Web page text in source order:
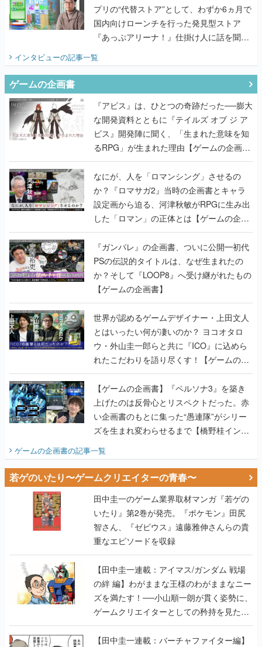
プリの“代替ストア”として、わずか6ヵ月で
国内向けローンチを行った発見型ストア
『あっぷアリーナ！』仕掛け人に話を聞い
インタビューの記事一覧
ゲームの企画書
『アビス』は、ひとつの奇跡だった──膨大
な開発資料とともに『テイルズ オブ ジ ア
ビス』開発陣に聞く、「生まれた意味を知
るRPG」が生まれた理由【ゲームの企画
書】
なにが、人を「ロマンシング」させるの
か？『ロマサガ2』当時の企画書とキャラ
設定画から迫る、河津秋敏がRPGに生み出
した「ロマン」の正体とは【ゲームの企画
書】
『ガンパレ』の企画書、ついに公開━初代
PSの伝説的タイトルは、なぜ生まれたの
か？そして『LOOP8』へ受け継がれたもの
【ゲームの企画書】
世界が認めるゲームデザイナー・上田文人
とはいったい何が凄いのか？ ヨコオタロ
ウ・外山圭一郎らと共に『ICO』に込めら
れたこだわりを語り尽くす！【ゲームの企
画書】
【ゲームの企画書】『ペルソナ3』を築き
上げたのは反骨心とリスペクトだった。赤
い企画書のもとに集った“愚連隊”がシリー
ズを生まれ変わらせるまで【橋野桂インタ
ゲームの企画書の記事一覧
若ゲのいたり〜ゲームクリエイターの青春〜
田中圭一のゲーム業界取材マンガ『若ゲの
いたり』第2巻が発売。『ポケモン』田尻
智さん、『ゼビウス』遠藤雅伸さんらの貴
重なエピソードを収録
【田中圭一連載：アイマス/ガンダム 戦場
の絆 編】わがままな王様のわがままなニー
ズを満たす！──小山順一朗が貫く姿勢に、
ゲームクリエイターとしての矜持を見た
【若ゲのいたり最終回】
【田中圭一連載：バーチャファイター編】